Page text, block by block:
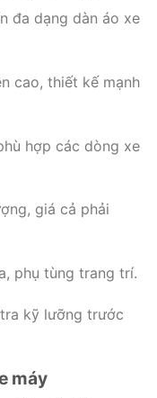
đa dạng dàn áo xe
cao, thiết kế mạnh
hợp các dòng xe
giá cả phải
phụ tùng trang trí.
kỹ lưỡng trước
máy